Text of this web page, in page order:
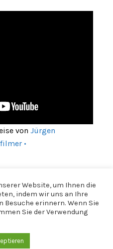
von Jürgen
•
Website, um Ihnen die
indem wir uns an Ihre
Besuche erinnern. Wenn Sie
Sie der Verwendung